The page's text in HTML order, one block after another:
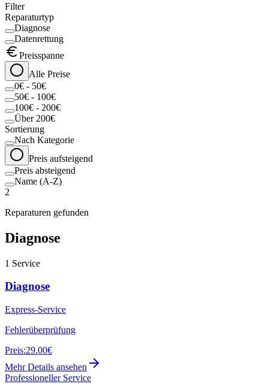
Filter
Reparaturtyp
Diagnose
Datenrettung
Preisspanne
Alle Preise
0€ - 50€
50€ - 100€
100€ - 200€
Über 200€
Sortierung
Nach Kategorie
Preis aufsteigend
Preis absteigend
Name (A-Z)
2
Reparaturen gefunden
Diagnose
1 Service
Diagnose
Express-Service
Fehlerüberprüfung
Preis:29.00€
Mehr Details ansehen
Professioneller Service